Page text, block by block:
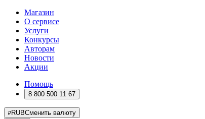
Магазин
О сервисе
Услуги
Конкурсы
Авторам
Новости
Акции
Помощь
8 800 500 11 67
RUBСменить валюту